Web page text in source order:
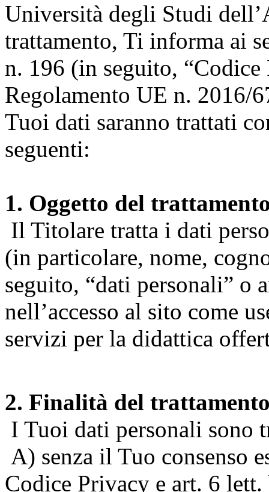
Università degli Studi
trattamento, Ti informa ai
n. 196 (in seguito, “Codice
Regolamento UE n. 2016/
Tuoi dati saranno trattati
seguenti:
1. Oggetto del
Il Titolare tratta i dati
(in particolare, nome,
seguito, “dati personali” o
nell’accesso al sito come
servizi per la didattica
2. Finalità del
I Tuoi dati personali sono
A) senza il Tuo consenso
Codice Privacy e art. 6